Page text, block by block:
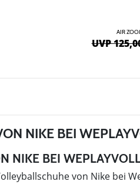
AIR
UVP
NIKE BEI
NIKE BEI
von Nike bei